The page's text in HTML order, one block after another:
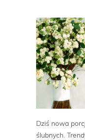
Dziś nowa
ślubnych.